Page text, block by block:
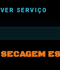
tempestades
VER SERVIÇO
SECAGEM